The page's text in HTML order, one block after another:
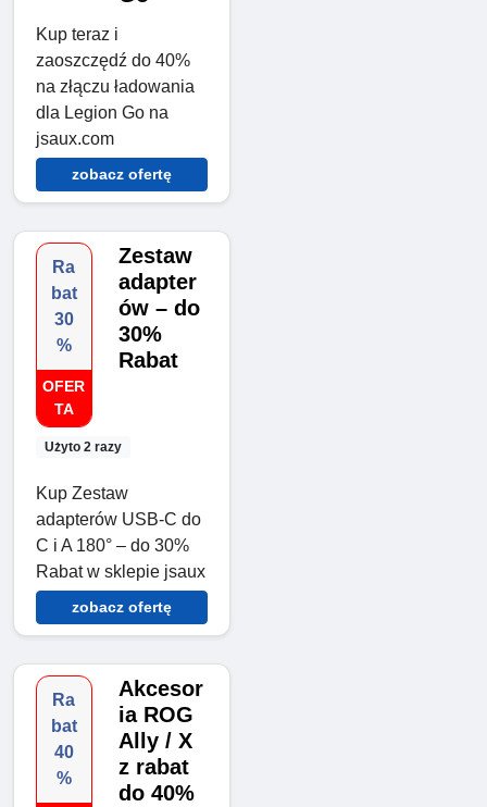
Kup teraz i
zaoszczędź do 40%
na złączu ładowania
dla Legion Go na
jsaux.com
zobacz ofertę
Ra
bat
30
%
OFER
TA
Użyto 2 razy
Zestaw
adapter
ów – do
30%
Rabat
Kup Zestaw
adapterów USB-C do
C i A 180° – do 30%
Rabat w sklepie jsaux
zobacz ofertę
Ra
bat
40
%
Akcesor
ia ROG
Ally / X
z rabat
do 40%